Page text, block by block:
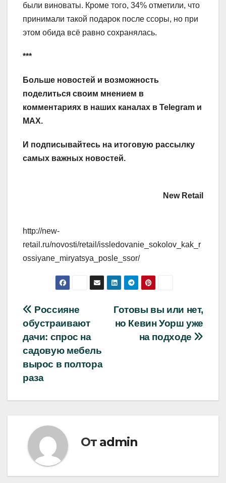
были виноваты. Кроме того, 34% отметили, что
принимали такой подарок после ссоры, но при
этом обида всё равно сохранялась.
***
Больше новостей и возможность
поделиться своим мнением в
комментариях в наших каналах в Telegram и
MAX.
И подписывайтесь на итоговую рассылку
самых важных новостей.
New Retail
http://new-
retail.ru/novosti/retail/issledovanie_sokolov_kak_r
ossiyane_miryatsya_posle_ssor/
Навигация
по
записям
Готовы вы или нет,
но Кевин Уорш уже
на подходе
Россияне
обустраивают
дачи: спрос на
садовую мебель
вырос в полтора
раза
От admin